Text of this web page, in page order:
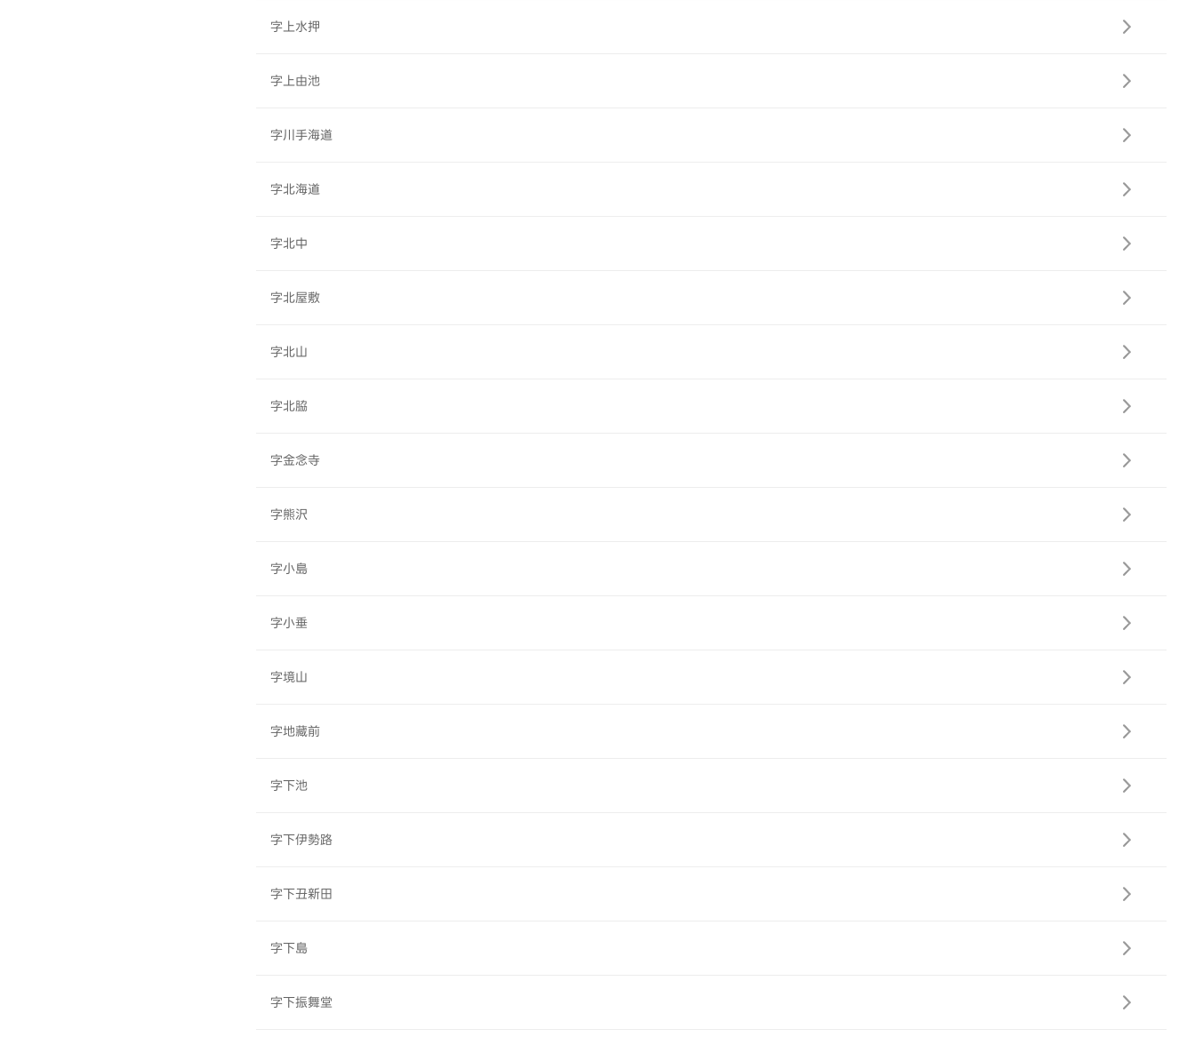
字上水押
字上由池
字川手海道
字北海道
字北中
字北屋敷
字北山
字北脇
字金念寺
字熊沢
字小島
字小垂
字境山
字地藏前
字下池
字下伊勢路
字下丑新田
字下島
字下振舞堂